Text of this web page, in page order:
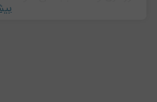
مازاد آهنی تولید شود که